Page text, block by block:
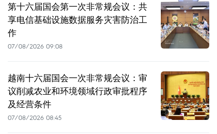
第十六届国会第一次非常规会议：共
享电信基础设施数据服务灾害防治工
作
07/08/2026 09:08
越南十六届国会一次非常规会议：审
议削减农业和环境领域行政审批程序
及经营条件
07/08/2026 08:45